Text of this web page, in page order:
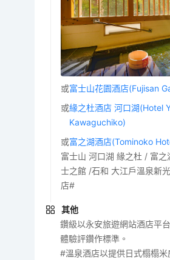
或富士山花園酒店(Fujisan
或緣之杜酒店 河口湖(Hotel
Kawaguchiko)
或富之湖酒店(Tominoko
富士山 河口湖 緣之杜 / 富
士之館 /石和 大江戶溫泉新
店#
其他
鑽級以永安旅遊網站酒店平
體驗評鑽作標準。
#溫泉酒店以提供日式榻榻米